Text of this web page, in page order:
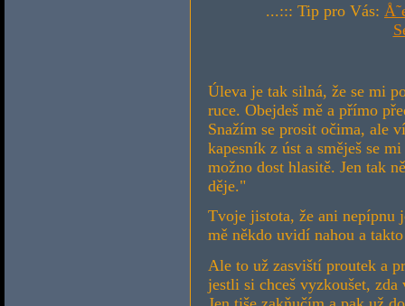
...::: Tip pro Vás:
Úleva je tak silná, že se mi
ruce. Obejdeš mě a přímo
Snažím se prosit očima, ale
kapesník z úst a směješ se
možno dost hlasitě. Jen tak
děje."
Tvoje jistota, že ani nepípnu
mě někdo uvidí nahou a
Ale to už zasviští proutek a
jestli si chceš vyzkoušet,